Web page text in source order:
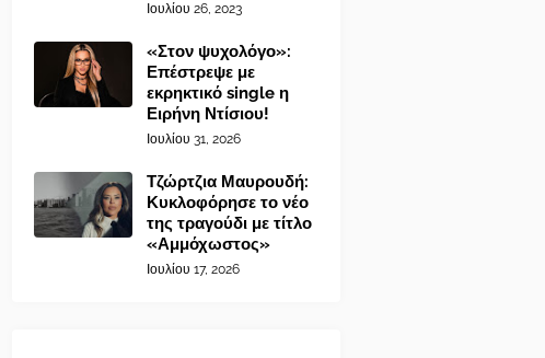
Ιουλίου 26, 2023
«Στον ψυχολόγο»:
Επέστρεψε με
εκρηκτικό single η
Ειρήνη Ντίσιου!
Ιουλίου 31, 2026
Τζώρτζια Μαυρουδή:
Κυκλοφόρησε το νέο
της τραγούδι με τίτλο
«Αμμόχωστος»
Ιουλίου 17, 2026